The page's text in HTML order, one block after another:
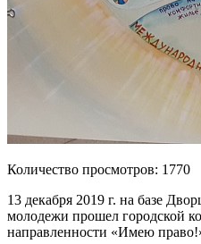
Количество просмотров: 1770
13 декабря 2019 г. на базе
молодежи прошел городской
направленности «Имею